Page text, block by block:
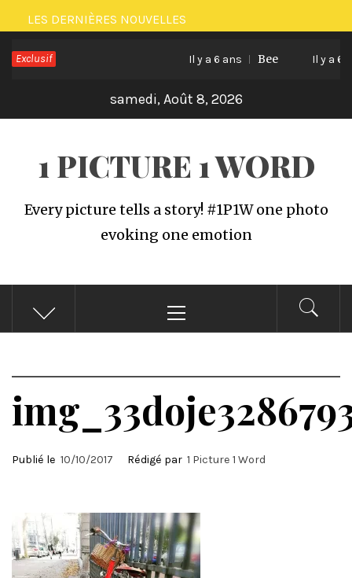
Passer
au
contenu
LES DERNIÈRES NOUVELLES
Exclusif Il y a 6 ans Bee Il y a 6
samedi, Août 8, 2026
1 PICTURE 1 WORD
Every picture tells a story! #1P1W one photo
evoking one emotion
principal
Publié le 10/10/2017 Rédigé par 1 Picture 1 Word